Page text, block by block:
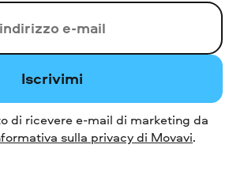
Iscrivimi
di ricevere e-mail di marketing da
sulla privacy di Movavi.